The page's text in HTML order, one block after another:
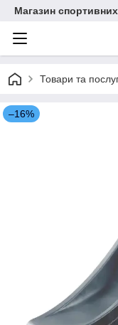
Магазин
Товари та
–16%